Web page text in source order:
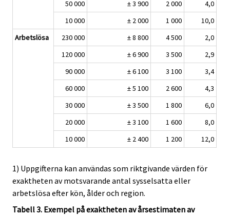
50 000 ± 3 900 2 000
4,0
10 000
± 2 000 1 000
10,0
Arbetslösa
230 000 ± 8 800 4 500
2,0
120 000
± 6 900 3 500
2,9
90 000
± 6 100 3 100
3,4
60 000
± 5 100 2 600
4,3
30 000
± 3 500 1 800
6,0
20 000
± 3 100 1 600
8,0
10 000
± 2 400 1 200 12,0
1) Uppgifterna kan användas som riktgivande värden för
exaktheten av motsvarande antal sysselsatta eller
arbetslösa efter kön, ålder och region.
Tabell 3. Exempel på exaktheten av årsestimaten av